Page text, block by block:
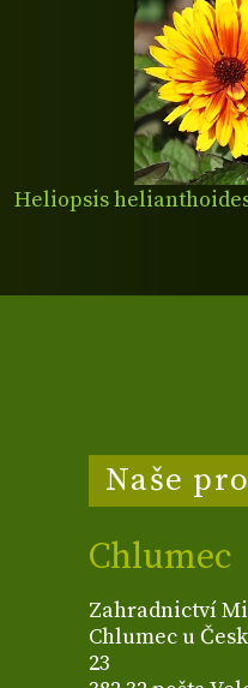
Heliopsis helianthoides
Naše
Chlumec
Zahradnictví
Chlumec u
23